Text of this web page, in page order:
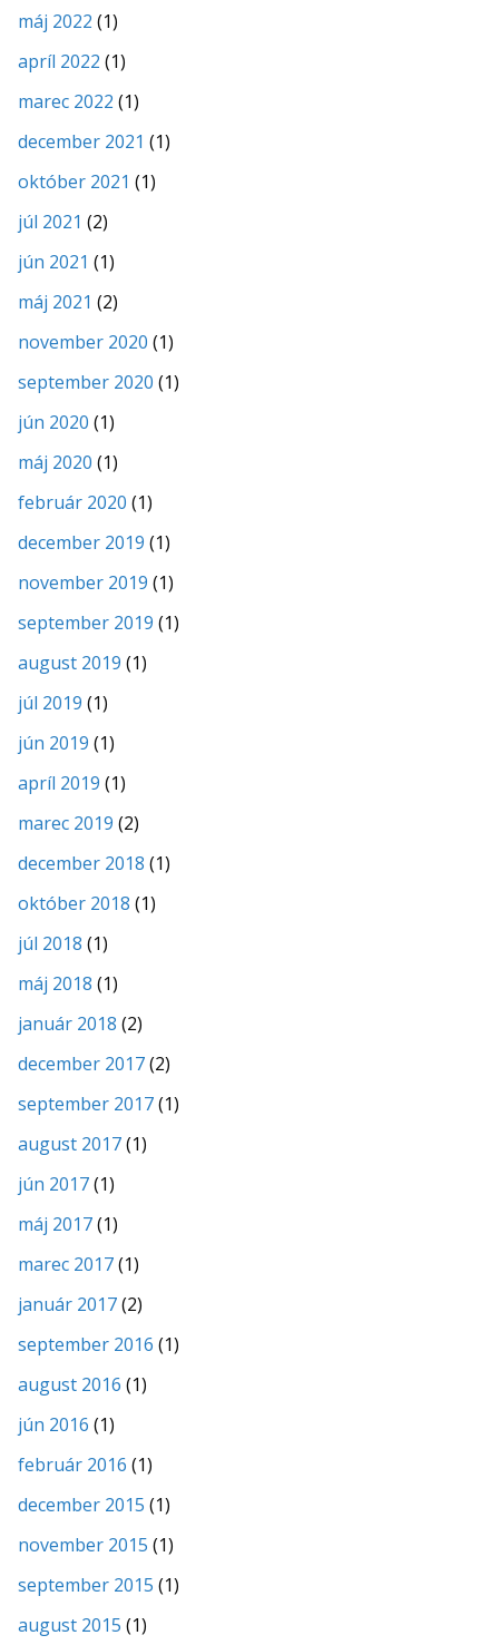
máj 2022 (1)
apríl 2022 (1)
marec 2022 (1)
december 2021 (1)
október 2021 (1)
júl 2021 (2)
jún 2021 (1)
máj 2021 (2)
november 2020 (1)
september 2020 (1)
jún 2020 (1)
máj 2020 (1)
február 2020 (1)
december 2019 (1)
november 2019 (1)
september 2019 (1)
august 2019 (1)
júl 2019 (1)
jún 2019 (1)
apríl 2019 (1)
marec 2019 (2)
december 2018 (1)
október 2018 (1)
júl 2018 (1)
máj 2018 (1)
január 2018 (2)
december 2017(2)
september 2017(1)
august 2017(1)
jún 2017(1)
máj 2017(1)
marec 2017(1)
január 2017(2)
september 2016 (1)
august 2016 (1)
jún 2016 (1)
február 2016 (1)
december 2015 (1)
november 2015 (1)
september 2015 (1)
august 2015 (1)